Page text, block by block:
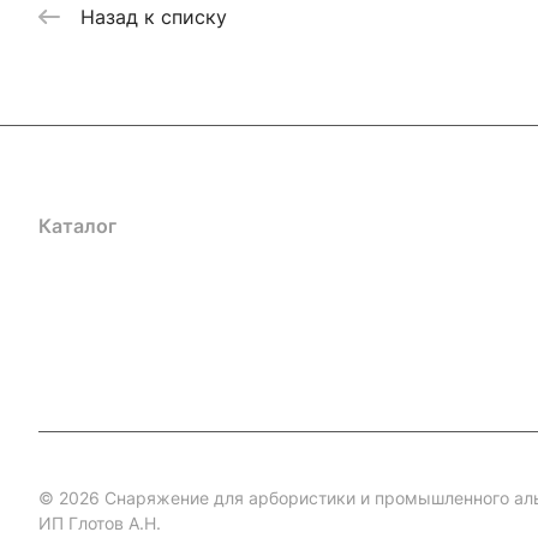
Назад к списку
Каталог
© 2026 Снаряжение для арбористики и промышленного
ИП Глотов А.Н.